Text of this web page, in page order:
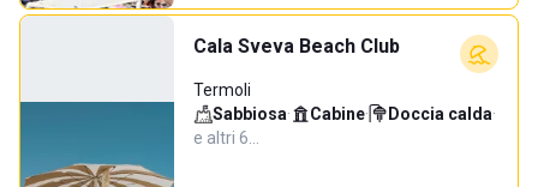
Cala Sveva Beach Club
Termoli
Sabbiosa· Cabine· Doccia calda·
e altri 6…